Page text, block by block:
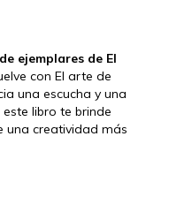
ejemplares de El
con El arte de
una escucha y una
libro te brinde
una creatividad más